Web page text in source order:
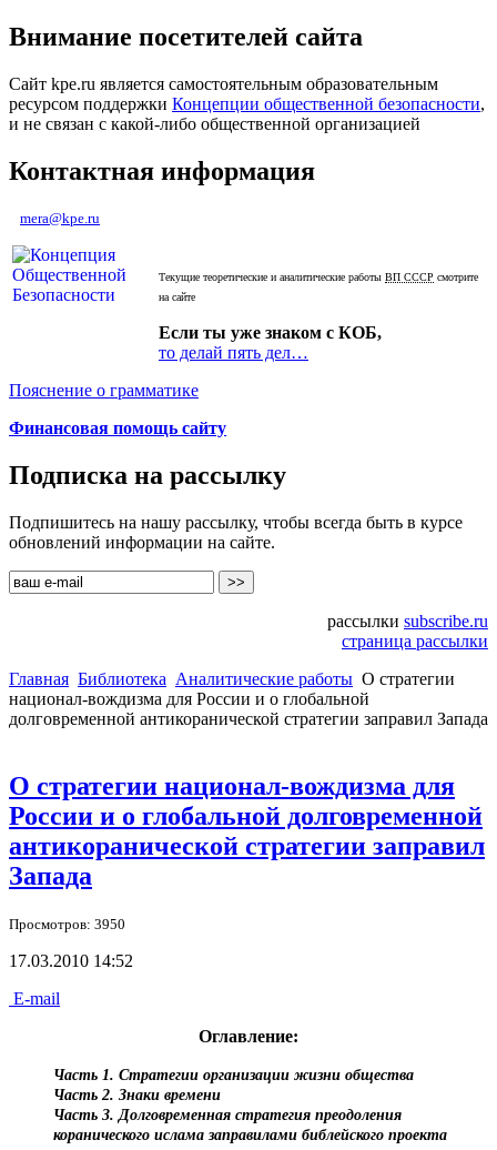
Внимание посетителей сайта
Сайт kpe.ru является самостоятельным образовательным
ресурсом поддержки Концепции общественной безопасности,
и не связан с какой-либо общественной организацией
Контактная информация
mera@kpe.ru
Текущие теоретические и аналитические работы ВП СССР смотрите
на сайте
Если ты уже знаком с КОБ,
то делай пять дел…
Пояснение о грамматике
Финансовая помощь сайту
Подписка на рассылку
Подпишитесь на нашу рассылку, чтобы всегда быть в курсе
обновлений информации на сайте.
рассылки subscribe.ru
страница рассылки
Главная Библиотека Аналитические работы О стратегии
национал-вождизма для России и о глобальной
долговременной антикоранической стратегии заправил Запада
О стратегии национал-вождизма для
России и о глобальной долговременной
антикоранической стратегии заправил
Запада
Просмотров: 3950
17.03.2010 14:52
E-mail
Оглавление:
Часть 1. Стратегии организации жизни общества
Часть 2. Знаки времени
Часть 3. Долговременная стратегия преодоления
коранического ислама заправилами библейского проекта